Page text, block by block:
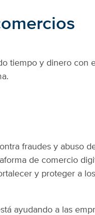
tiempo y dinero con
fraudes y abuso
de comercio
y proteger a
ayudando a las